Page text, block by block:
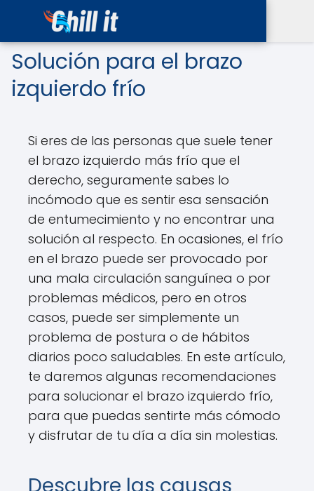
Solución para el brazo
izquierdo frío
Si eres de las personas que suele tener
el brazo izquierdo más frío que el
derecho, seguramente sabes lo
incómodo que es sentir esa sensación
de entumecimiento y no encontrar una
solución al respecto. En ocasiones, el frío
en el brazo puede ser provocado por
una mala circulación sanguínea o por
problemas médicos, pero en otros
casos, puede ser simplemente un
problema de postura o de hábitos
diarios poco saludables. En este artículo,
te daremos algunas recomendaciones
para solucionar el brazo izquierdo frío,
para que puedas sentirte más cómodo
y disfrutar de tu día a día sin molestias.